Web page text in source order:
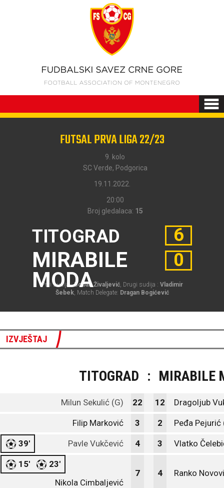
FUTSAL PRVA LIGA 22/23
9. kolo
SC Verde, Podgorica
19.11.2022.
20:00
Broj gledalaca: 15
TITOGRAD
MIRABILE
MODA
6
0
Prvi sudija :Boban Živaljević, Drugi sudija : Vladimir
Šebek, Match Delegate: Dragan Bogićević
IZVJEŠTAJ
TITOGRAD : MIRABILE
Milun Sekulić (G) 22 12 Dragoljub
Filip Marković 3 2 Peđa Pejurić
39' Pavle Vukčević 4 3 Vlatko
15'
23'
Nikola Cimbaljević
7 4 Ranko